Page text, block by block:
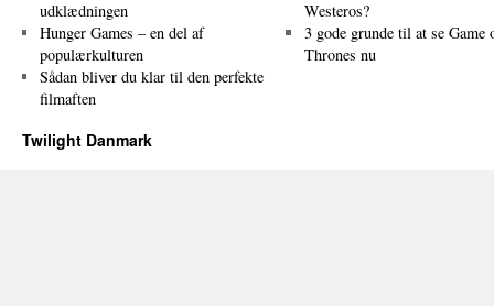
udklædningen
Hunger Games – en del af
populærkulturen
Sådan bliver du klar til den perfekte
filmaften
Westeros?
3 gode grunde til at se Game
Thrones nu
Twilight Danmark